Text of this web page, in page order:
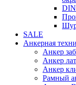
DIN
SALE
Анкерная
Анкер
Анкер
Анкер
Рамный